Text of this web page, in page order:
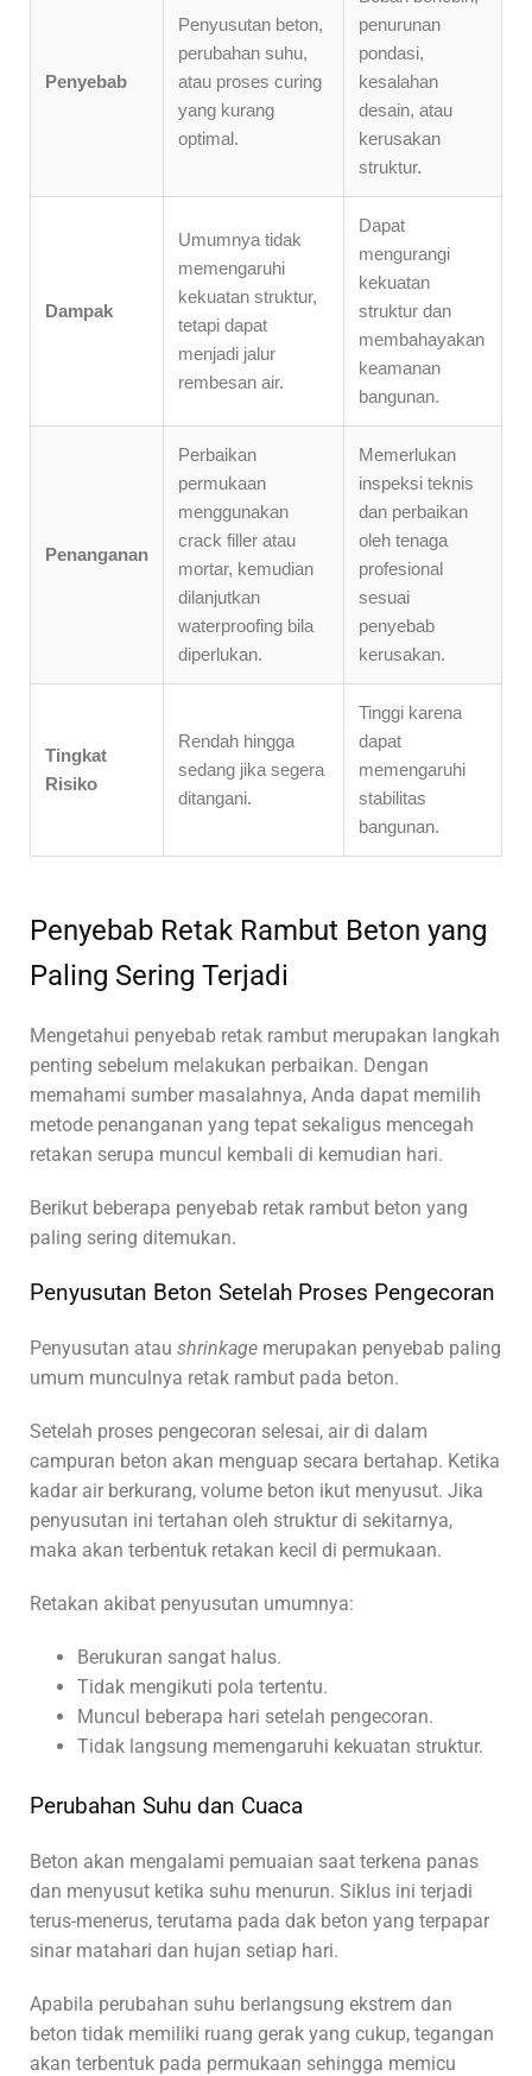
Penyebab
Penyusutan beton,
perubahan suhu,
atau proses curing
yang kurang
optimal.
penurunan
pondasi,
kesalahan
desain, atau
kerusakan
struktur.
Dampak
Umumnya tidak
memengaruhi
kekuatan struktur,
tetapi dapat
menjadi jalur
rembesan air.
Dapat
mengurangi
kekuatan
struktur dan
membahayakan
keamanan
bangunan.
Penanganan
Perbaikan
permukaan
menggunakan
crack filler atau
mortar, kemudian
dilanjutkan
waterproofing bila
diperlukan.
Memerlukan
inspeksi teknis
dan perbaikan
oleh tenaga
profesional
sesuai
penyebab
kerusakan.
Tingkat
Risiko
Rendah hingga
sedang jika segera
ditangani.
Tinggi karena
dapat
memengaruhi
stabilitas
bangunan.
Penyebab Retak Rambut Beton yang
Paling Sering Terjadi
Mengetahui penyebab retak rambut merupakan langkah
penting sebelum melakukan perbaikan. Dengan
memahami sumber masalahnya, Anda dapat memilih
metode penanganan yang tepat sekaligus mencegah
retakan serupa muncul kembali di kemudian hari.
Berikut beberapa penyebab retak rambut beton yang
paling sering ditemukan.
Penyusutan Beton Setelah Proses Pengecoran
Penyusutan atau shrinkage merupakan penyebab paling
umum munculnya retak rambut pada beton.
Setelah proses pengecoran selesai, air di dalam
campuran beton akan menguap secara bertahap. Ketika
kadar air berkurang, volume beton ikut menyusut. Jika
penyusutan ini tertahan oleh struktur di sekitarnya,
maka akan terbentuk retakan kecil di permukaan.
Retakan akibat penyusutan umumnya:
Berukuran sangat halus.
Tidak mengikuti pola tertentu.
Muncul beberapa hari setelah pengecoran.
Tidak langsung memengaruhi kekuatan struktur.
Perubahan Suhu dan Cuaca
Beton akan mengalami pemuaian saat terkena panas
dan menyusut ketika suhu menurun. Siklus ini terjadi
terus-menerus, terutama pada dak beton yang terpapar
sinar matahari dan hujan setiap hari.
Apabila perubahan suhu berlangsung ekstrem dan
beton tidak memiliki ruang gerak yang cukup, tegangan
akan terbentuk pada permukaan sehingga memicu